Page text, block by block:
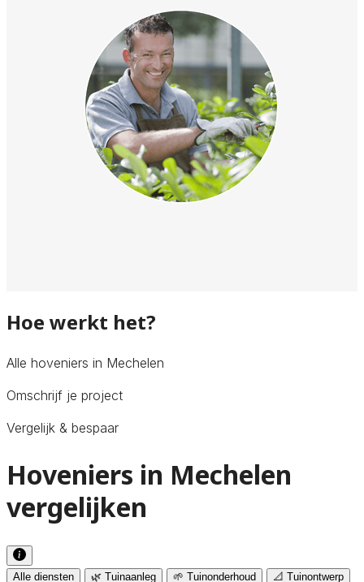
Hoe werkt het?
Alle hoveniers in Mechelen
Omschrijf je project
Vergelijk & bespaar
Hoveniers in Mechelen
vergelijken
Alle diensten 🌿 Tuinaanleg 🌱 Tuinonderhoud 📐 Tuinontwerp